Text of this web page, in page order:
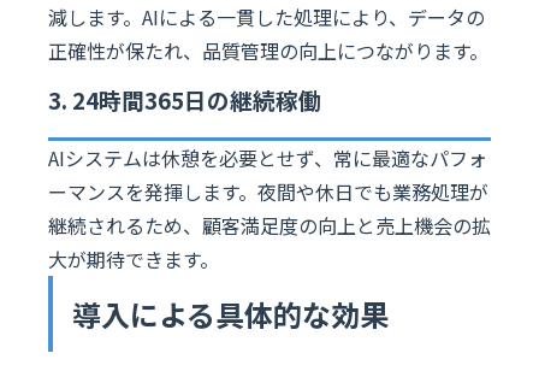
減します。AIによる一貫した処理により、データの
正確性が保たれ、品質管理の向上につながります。
3. 24時間365日の継続稼働
AIシステムは休憩を必要とせず、常に最適なパフォ
ーマンスを発揮します。夜間や休日でも業務処理が
継続されるため、顧客満足度の向上と売上機会の拡
大が期待できます。
導入による具体的な効果